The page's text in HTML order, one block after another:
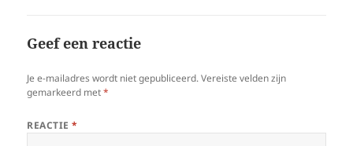
Geef een reactie
Je e-mailadres wordt niet gepubliceerd. Vereiste velden zijn
gemarkeerd met*
REACTIE*